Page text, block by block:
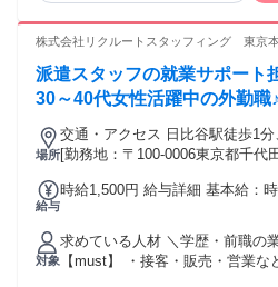
営業のご経験 ■ 金融･保険業界のご経験 ❯❯❯ こん
しながら自由に働きたい ✅ 人と
でできる仕事を探している ✅ 前
＿.＿.＿.＿.＿.＿.＿.＿ ・保険プランナー ・ライフプランナー
・ファイナンシャルプランナー
代理店営業 ・生保営業、生命保
立 ・飛び込み営業なし ・新規開
族勧誘なし ＊未経験･初心者OK ＊経験者歓迎･有資格者歓迎
株式会社リクルートスタッフィング 東京
派遣スタッフの就業サポート
30～40代女性活躍中の外勤職♪
場所
交通・アクセス 日比谷駅徒歩1
[勤務地：〒100-0006東京都千代
給与
時給1,500円 給与詳細 基本給：時給 1500円
与の支給可能性有 ・給与支給日
（休日の場合前営業日）
対象
求めている人材 ＼学歴・前職の
【must】 ・接客・販売・営業